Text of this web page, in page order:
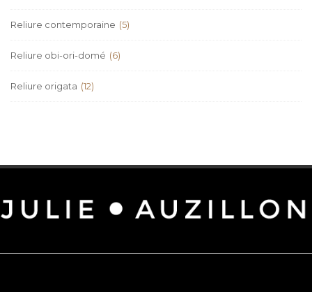
Reliure contemporaine (5)
Reliure obi-ori-domé (6)
Reliure origata (12)